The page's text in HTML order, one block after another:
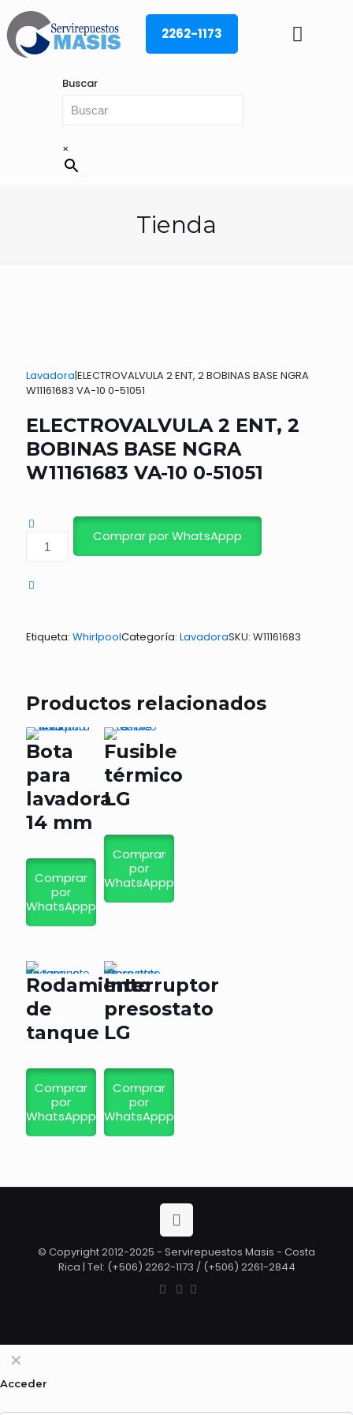
2262-1173
Buscar
×
Tienda
Lavadora|ELECTROVALVULA 2 ENT, 2 BOBINAS BASE NGRA
W11161683 VA-10 0-51051
ELECTROVALVULA 2 ENT, 2
BOBINAS BASE NGRA
W11161683 VA-10 0-51051
ELECTROVALVULA
2
W11161683
51051
Comprar por WhatsAppp
Etiqueta: WhirlpoolCategoría: LavadoraSKU: W11161683
Productos relacionados
Bota
para
lavadora
14 mm
Comprar
por
WhatsAppp
Fusible
térmico
LG
Comprar
por
WhatsAppp
Rodamiento
de
tanque
Comprar
por
WhatsAppp
Interruptor
presostato
LG
Comprar
por
WhatsAppp
© Copyright 2012-2025 - Servirepuestos Masis - Costa
Rica | Tel: (+506) 2262-1173 / (+506) 2261-2844
✕
Acceder